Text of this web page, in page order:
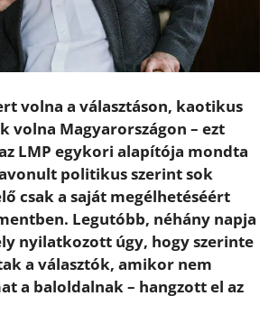
volna a választáson, kaotikus
volna Magyarországon – ezt
LMP egykori alapítója mondta
politikus szerint sok
csak a saját megélhetéséért
Legutóbb, néhány napja
nyilatkozott úgy, hogy szerinte
a választók, amikor nem
a baloldalnak – hangzott el az